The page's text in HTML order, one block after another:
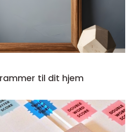
til dit hjem